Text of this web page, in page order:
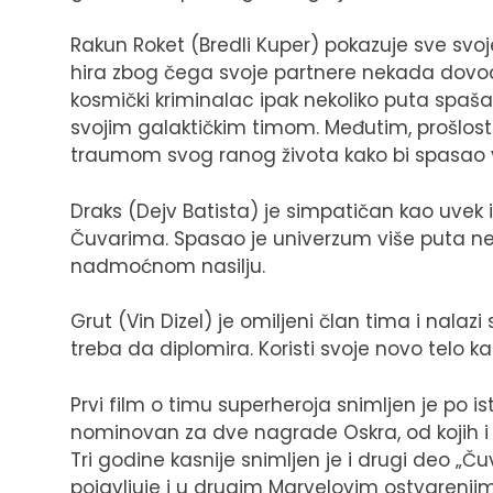
Rakun Roket (Bredli Kuper) pokazuje sve
hira zbog čega svoje partnere nekada
kosmički kriminalac ipak nekoliko puta
svojim galaktičkim timom. Međutim,
traumom svog ranog života kako bi
Draks (Dejv Batista) je simpatičan kao
Čuvarima. Spasao je univerzum više puta
nadmoćnom nasilju.
Grut (Vin Dizel) je omiljeni član tima i
treba da diplomira. Koristi svoje novo telo
Prvi film o timu superheroja snimljen je po
nominovan za dve nagrade Oskra, od kojih
Tri godine kasnije snimljen je i drugi deo
pojavljuje i u drugim Marvelovim